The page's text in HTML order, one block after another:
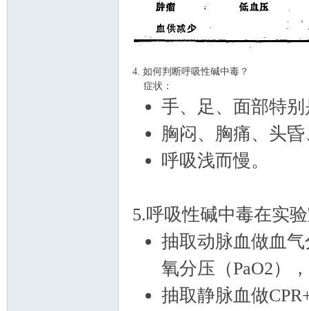
4. 如何判断呼吸性碱中毒？
症状：
手、足、面部特
胸闷、胸痛、头
呼吸浅而慢。
5.呼吸性碱中毒在实
抽取动脉血做血
氧分压（PaO2）
抽取静脉血做